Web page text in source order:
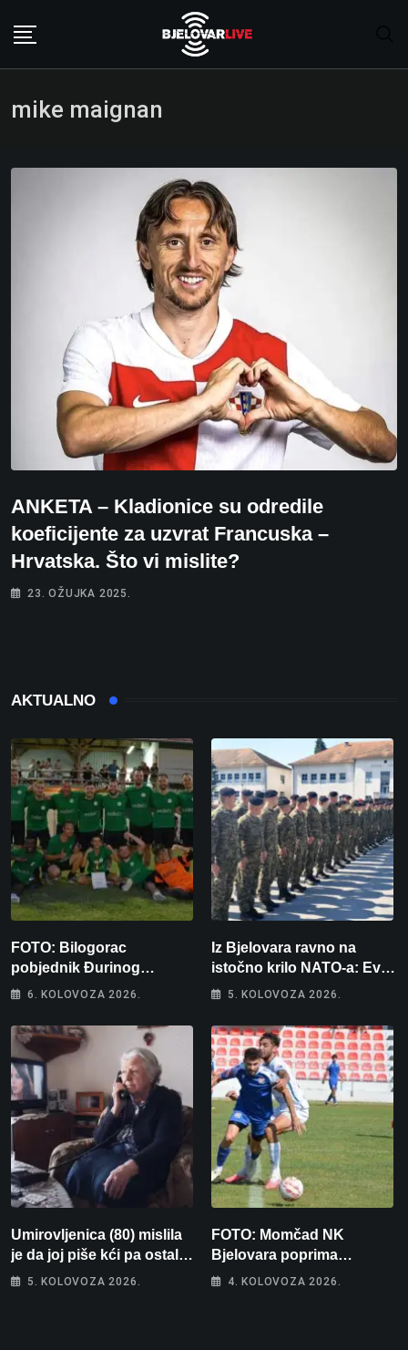
mike maignan
ANKETA – Kladionice su odredile
koeficijente za uzvrat Francuska –
Hrvatska. Što vi mislite?
23. OŽUJKA 2025.
AKTUALNO
FOTO: Bilogorac
pobjednik Đurinog
memorijala
6. KOLOVOZA 2026.
Iz Bjelovara ravno na
istočno krilo NATO-a: Evo
kamo odlazi 82 hrvatska
5. KOLOVOZA 2026.
Umirovljenica (80) mislila
je da joj piše kći pa ostala
bez 1000 eura
5. KOLOVOZA 2026.
FOTO: Momčad NK
Bjelovara poprima
jesenski izgled
4. KOLOVOZA 2026.